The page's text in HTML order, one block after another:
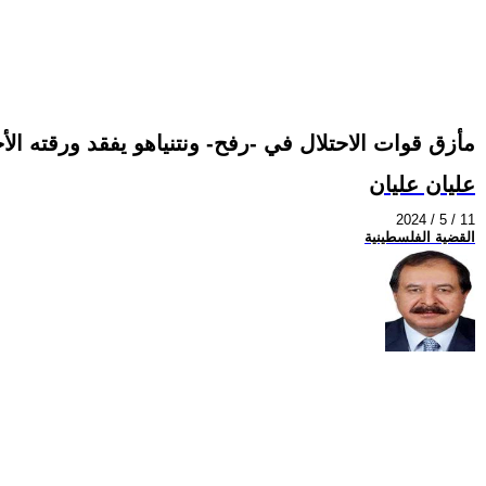
مأزق قوات الاحتلال في -رفح- ونتنياهو يفقد ورقته
عليان عليان
2024 / 5 / 11
القضية الفلسطينية